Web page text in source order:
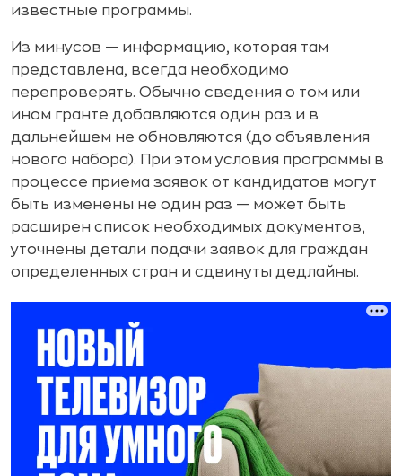
известные программы.
Из минусов — информацию, которая там
представлена, всегда необходимо
перепроверять. Обычно сведения о том или
ином гранте добавляются один раз и в
дальнейшем не обновляются (до объявления
нового набора). При этом условия программы в
процессе приема заявок от кандидатов могут
быть изменены не один раз — может быть
расширен список необходимых документов,
уточнены детали подачи заявок для граждан
определенных стран и сдвинуты дедлайны.